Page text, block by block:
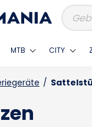
MTB CITY
/